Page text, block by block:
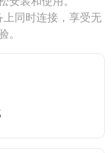
同时连接，享受无